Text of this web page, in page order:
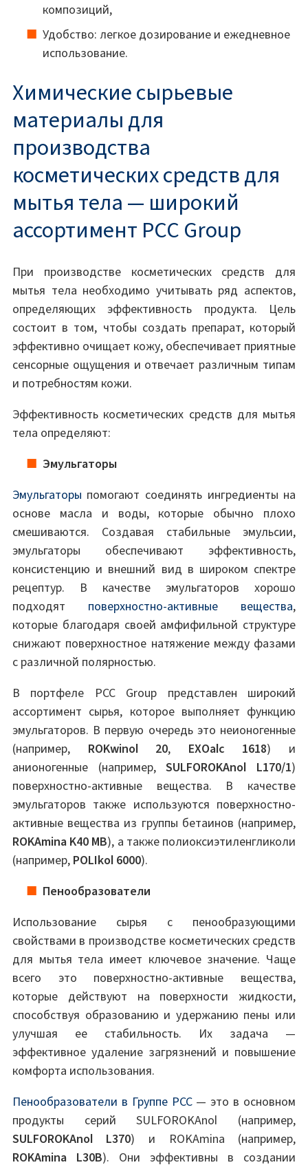
композиций,
Удобство: легкое дозирование и ежедневное
использование.
Химические сырьевые
материалы для
производства
косметических средств для
мытья тела — широкий
ассортимент PCC Group
При производстве косметических средств для
мытья тела необходимо учитывать ряд аспектов,
определяющих эффективность продукта. Цель
состоит в том, чтобы создать препарат, который
эффективно очищает кожу, обеспечивает приятные
сенсорные ощущения и отвечает различным типам
и потребностям кожи.
Эффективность косметических средств для мытья
тела определяют:
Эмульгаторы
Эмульгаторы помогают соединять ингредиенты на
основе масла и воды, которые обычно плохо
смешиваются. Создавая стабильные эмульсии,
эмульгаторы обеспечивают эффективность,
консистенцию и внешний вид в широком спектре
рецептур. В качестве эмульгаторов хорошо
подходят поверхностно-активные вещества,
которые благодаря своей амфифильной структуре
снижают поверхностное натяжение между фазами
с различной полярностью.
В портфеле PCC Group представлен широкий
ассортимент сырья, которое выполняет функцию
эмульгаторов. В первую очередь это неионогенные
(например, ROKwinol 20, EXOalc 1618) и
анионогенные (например,SULFOROKAnol L170/1)
поверхностно-активные вещества. В качестве
эмульгаторов также используются поверхностно-
активные вещества из группы бетаинов (например,
ROKAmina K40 MB), а также полиоксиэтиленгликоли
(например, POLIkol 6000).
Пенообразователи
Использование сырья с пенообразующими
свойствами в производстве косметических средств
для мытья тела имеет ключевое значение. Чаще
всего это поверхностно-активные вещества,
которые действуют на поверхности жидкости,
способствуя образованию и удержанию пены или
улучшая ее стабильность. Их задача —
эффективное удаление загрязнений и повышение
комфорта использования.
Пенообразователи в Группе PCC— это в основном
продукты серий SULFOROKAnol (например,
SULFOROKAnol L370) и ROKAmina (например,
ROKAmina L30B). Они эффективны в создании